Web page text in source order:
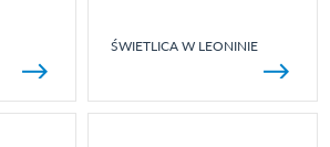
ŚWIETLICA W LEONINIE